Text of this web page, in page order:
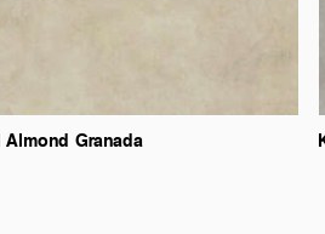
Almond Granada